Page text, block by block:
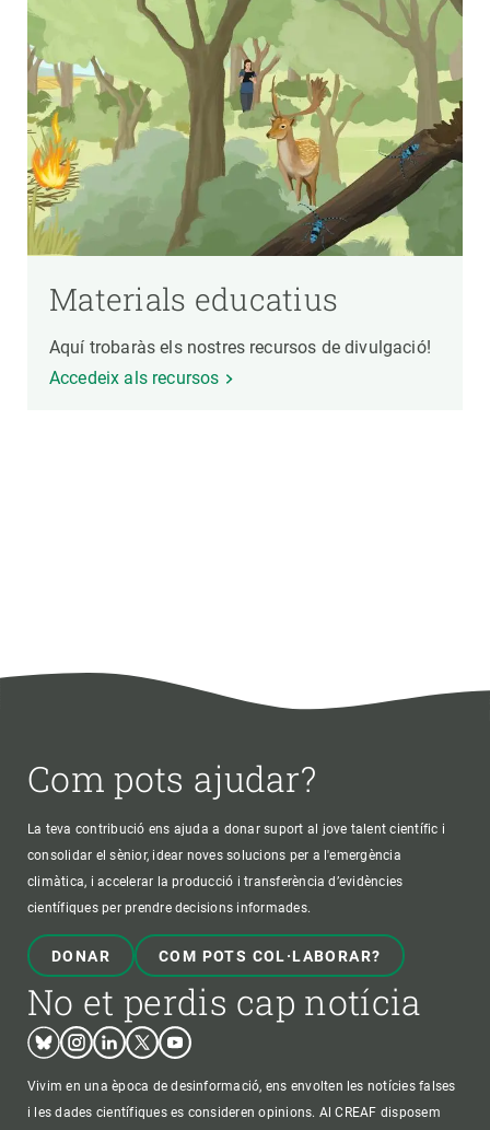
Materials educatius
Aquí trobaràs els nostres recursos de divulgació!
Accedeix als recursos
Com pots ajudar?
La teva contribució ens ajuda a donar suport al jove talent científic i
consolidar el sènior, idear noves solucions per a l'emergència
climàtica, i accelerar la producció i transferència d’evidències
científiques per prendre decisions informades.
DONAR COM POTS COL·LABORAR?
No et perdis cap notícia
BlueskyInstagram
LinkedinTwitterYoutube
Vivim en una època de desinformació, ens envolten les notícies falses
i les dades científiques es consideren opinions. Al CREAF disposem